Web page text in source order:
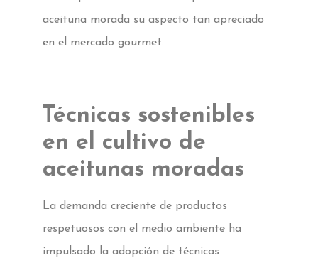
aceituna morada su aspecto tan apreciado
en el mercado gourmet.
Técnicas sostenibles
en el cultivo de
aceitunas moradas
La demanda creciente de productos
respetuosos con el medio ambiente ha
impulsado la adopción de técnicas